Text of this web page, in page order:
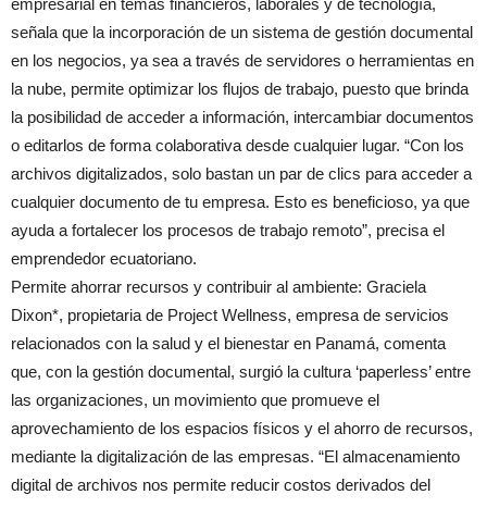
empresarial en temas financieros, laborales y de tecnología,
señala que la incorporación de un sistema de gestión documental
en los negocios, ya sea a través de servidores o herramientas en
la nube, permite optimizar los flujos de trabajo, puesto que brinda
la posibilidad de acceder a información, intercambiar documentos
o editarlos de forma colaborativa desde cualquier lugar. “Con los
archivos digitalizados, solo bastan un par de clics para acceder a
cualquier documento de tu empresa. Esto es beneficioso, ya que
ayuda a fortalecer los procesos de trabajo remoto”, precisa el
emprendedor ecuatoriano.
Permite ahorrar recursos y contribuir al ambiente: Graciela
Dixon*, propietaria de Project Wellness, empresa de servicios
relacionados con la salud y el bienestar en Panamá, comenta
que, con la gestión documental, surgió la cultura ‘paperless’ entre
las organizaciones, un movimiento que promueve el
aprovechamiento de los espacios físicos y el ahorro de recursos,
mediante la digitalización de las empresas. “El almacenamiento
digital de archivos nos permite reducir costos derivados del